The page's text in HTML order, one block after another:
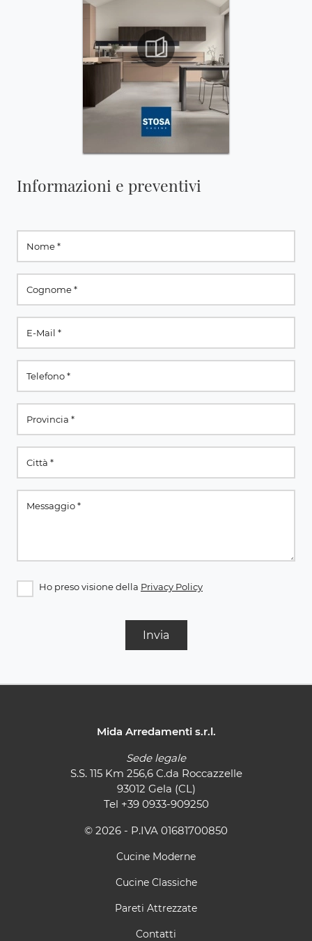
Informazioni e preventivi
Ho preso visione della Privacy Policy
Invia
Mida Arredamenti s.r.l.
Sede legale
S.S. 115 Km 256,6 C.da Roccazzelle
93012 Gela (CL)
Tel +39 0933-909250
© 2026 - P.IVA 01681700850
Cucine Moderne
Cucine Classiche
Pareti Attrezzate
Contatti